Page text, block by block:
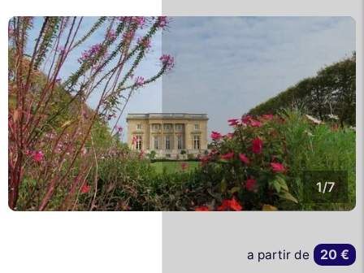
1/7
a partir de 20 €